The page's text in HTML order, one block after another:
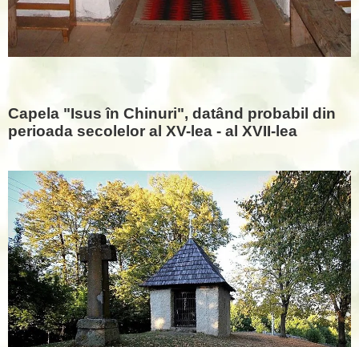
Capela "Isus în Chinuri", datând probabil din
perioada secolelor al XV-lea - al XVII-lea